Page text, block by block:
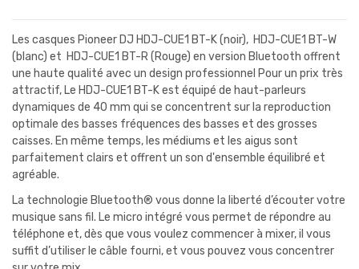
Les casques Pioneer DJ HDJ-CUE1 BT-K (noir), HDJ-CUE1 BT-W
(blanc) et HDJ-CUE1 BT-R (Rouge) en version Bluetooth offrent
une haute qualité avec un design professionnel Pour un prix très
attractif, Le HDJ-CUE1 BT-K est équipé de haut-parleurs
dynamiques de 40 mm qui se concentrent sur la reproduction
optimale des basses fréquences des basses et des grosses
caisses. En même temps, les médiums et les aigus sont
parfaitement clairs et offrent un son d'ensemble équilibré et
agréable.
La technologie Bluetooth® vous donne la liberté d’écouter votre
musique sans fil. Le micro intégré vous permet de répondre au
téléphone et, dès que vous voulez commencer à mixer, il vous
suffit d’utiliser le câble fourni, et vous pouvez vous concentrer